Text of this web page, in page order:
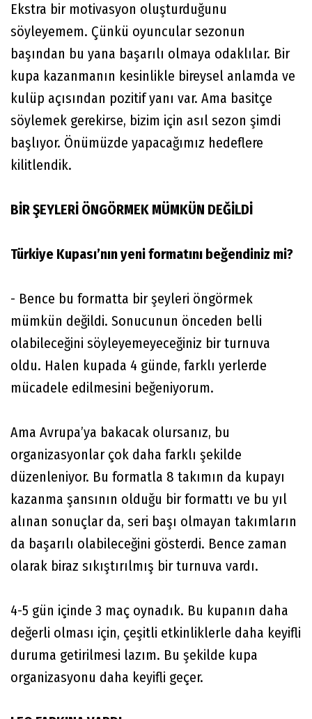
Ekstra bir motivasyon oluşturduğunu
söyleyemem. Çünkü oyuncular sezonun
başından bu yana başarılı olmaya odaklılar. Bir
kupa kazanmanın kesinlikle bireysel anlamda ve
kulüp açısından pozitif yanı var. Ama basitçe
söylemek gerekirse, bizim için asıl sezon şimdi
başlıyor. Önümüzde yapacağımız hedeflere
kilitlendik.
BİR ŞEYLERİ ÖNGÖRMEK MÜMKÜN DEĞİLDİ
Türkiye Kupası’nın yeni formatını beğendiniz mi?
- Bence bu formatta bir şeyleri öngörmek
mümkün değildi. Sonucunun önceden belli
olabileceğini söyleyemeyeceğiniz bir turnuva
oldu. Halen kupada 4 günde, farklı yerlerde
mücadele edilmesini beğeniyorum.
Ama Avrupa’ya bakacak olursanız, bu
organizasyonlar çok daha farklı şekilde
düzenleniyor. Bu formatla 8 takımın da kupayı
kazanma şansının olduğu bir formattı ve bu yıl
alınan sonuçlar da, seri başı olmayan takımların
da başarılı olabileceğini gösterdi. Bence zaman
olarak biraz sıkıştırılmış bir turnuva vardı.
4-5 gün içinde 3 maç oynadık. Bu kupanın daha
değerli olması için, çeşitli etkinliklerle daha keyifli
duruma getirilmesi lazım. Bu şekilde kupa
organizasyonu daha keyifli geçer.